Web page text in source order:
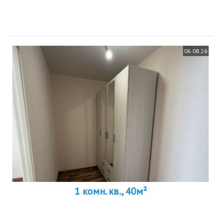
06.08.26
1 комн. кв., 40м²